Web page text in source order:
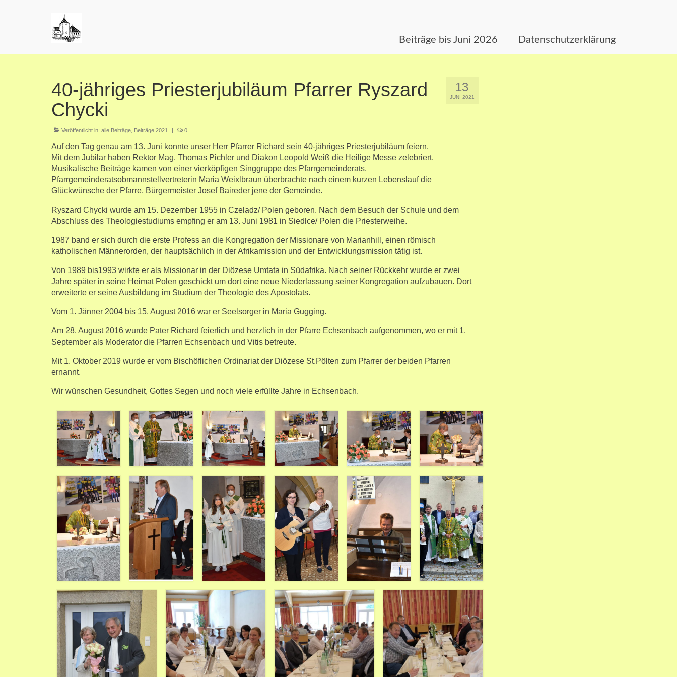
Beiträge bis Juni 2026 Datenschutzerklärung
13
JUNI 2021
40-jähriges Priesterjubiläum Pfarrer Ryszard
Chycki
Veröffentlicht in: alle Beiträge Beiträge 2021 | 0
Auf den Tag genau am 13. Juni konnte unser Herr Pfarrer Richard sein 40-jähriges Priesterjubiläum feiern.
Mit dem Jubilar haben Rektor Mag. Thomas Pichler und Diakon Leopold Weiß die Heilige Messe zelebriert.
Musikalische Beiträge kamen von einer vierköpfigen Singgruppe des Pfarrgemeinderats.
Pfarrgemeinderatsobmannstellvertreterin Maria Weixlbraun überbrachte nach einem kurzen Lebenslauf die
Glückwünsche der Pfarre, Bürgermeister Josef Baireder jene der Gemeinde.
Ryszard Chycki wurde am 15. Dezember 1955 in Czeladz/ Polen geboren. Nach dem Besuch der Schule und dem
Abschluss des Theologiestudiums empfing er am 13. Juni 1981 in Siedlce/ Polen die Priesterweihe.
1987 band er sich durch die erste Profess an die Kongregation der Missionare von Marianhill, einen römisch
katholischen Männerorden, der hauptsächlich in der Afrikamission und der Entwicklungsmission tätig ist.
Von 1989 bis1993 wirkte er als Missionar in der Diözese Umtata in Südafrika. Nach seiner Rückkehr wurde er zwei
Jahre später in seine Heimat Polen geschickt um dort eine neue Niederlassung seiner Kongregation aufzubauen. Dort
erweiterte er seine Ausbildung im Studium der Theologie des Apostolats.
Vom 1. Jänner 2004 bis 15. August 2016 war er Seelsorger in Maria Gugging.
Am 28. August 2016 wurde Pater Richard feierlich und herzlich in der Pfarre Echsenbach aufgenommen, wo er mit 1.
September als Moderator die Pfarren Echsenbach und Vitis betreute.
Mit 1. Oktober 2019 wurde er vom Bischöflichen Ordinariat der Diözese St.Pölten zum Pfarrer der beiden Pfarren
ernannt.
Wir wünschen Gesundheit, Gottes Segen und noch viele erfüllte Jahre in Echsenbach.